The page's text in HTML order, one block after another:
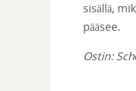
sisällä,
pääsee.
Ostin: